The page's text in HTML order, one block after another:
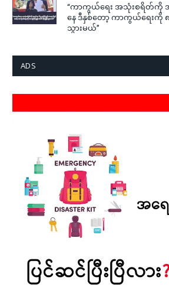
“ကာကွယ်ရေး အသုံးစရိတ်ကို
နေ ဒီနှစ်တော့ ကာကွယ်ရေးကို
သွားမယ်”
ADS